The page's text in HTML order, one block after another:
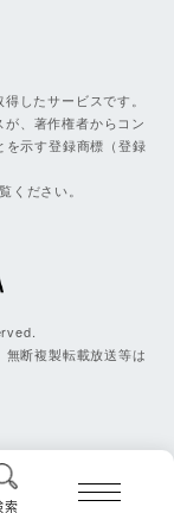
索
したサービスです。
、著作権者からコン
を示す登録商標（登録
ください。
断複製転載放送等は